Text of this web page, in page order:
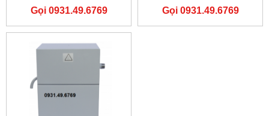
Gọi 0931.49.6769 Gọi 0931.49.6769